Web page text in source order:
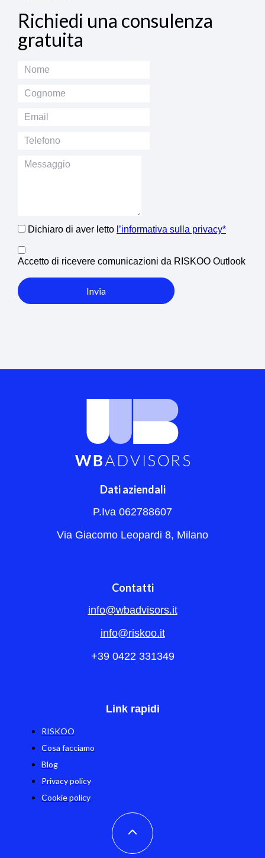
Richiedi una consulenza
gratuita
Dichiaro di aver letto l’informativa sulla privacy*
Accetto di ricevere comunicazioni da RISKOO Outlook
Invia
Dati aziendali
P.Iva 062788607
Via Giacomo Leopardi 8, Milano
Contatti
info@wbadvisors.it
info@riskoo.it
+39 0422 331349
Link rapidi
RISKOO
Cosa facciamo
Blog
Privacy policy
Cookie policy